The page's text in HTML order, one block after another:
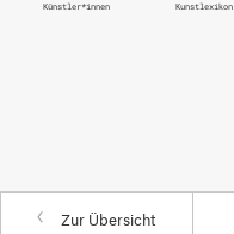
Kunstlexikon
Künstler*innen
Zur Übersicht